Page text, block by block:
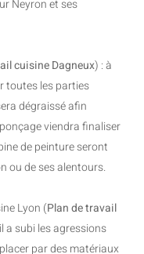
Neyron et ses
cuisine Dagneux) : à
toutes les parties
dégraissé afin
viendra finaliser
de peinture seront
ou de ses alentours.
Lyon (Plan de travail
a subi les agressions
par des matériaux